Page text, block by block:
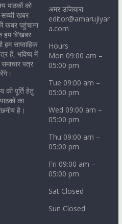
पाठकों को
खबर
खबर पहुंचाना
हम ‘बे’खबर
हम साप्ताहिक
हैं, भविष्य में
पत्र
की पूर्ति हेतु
का
है।
अमर उजियारा
editor@amarujiyar
a.com
Hours
Mon 09:00 am –
05:00 pm
Tue 09:00 am –
05:00 pm
Wed 09:00 am –
05:00 pm
Thu 09:00 am –
05:00 pm
Fri 09:00 am –
05:00 pm
Sat Closed
Sun Closed